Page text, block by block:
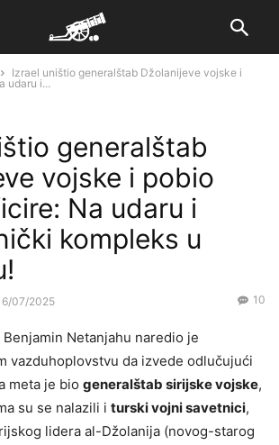
Izrael uništio generalštab Džolanijeve vojske i
udaru i...
generalštab
vojske i pobio
Na udaru i
kompleks u
07/2025 10
Netanjahu naredio je
vazduhoplovstvu da izvede odlučujući
meta je bio generalštab sirijske vojske,
su se nalazili i turski vojni savetnici,
lidera al-Džolanija (novog-starog